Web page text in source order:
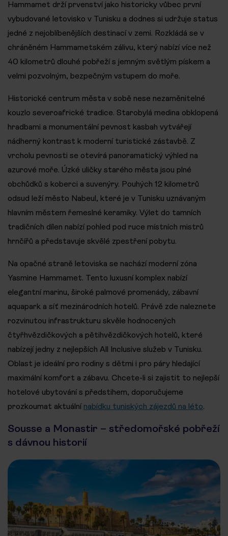
Hammamet drží prvenství jako historicky vůbec první
vybudované letovisko v Tunisku a dodnes si udržuje status
jedné z nejoblíbenějších destinací v zemi. Rozkládá se v
chráněném Hammametském zálivu, který nabízí více než
40 kilometrů dlouhé pobřeží s jemným světlým pískem a
velmi pozvolným, bezpečným vstupem do moře.
Historické centrum města v sobě nese nezaměnitelné
kouzlo severoafrické tradice. Starobylá medina obklopená
hradbami a monumentální pevnost kasbah vytvářejí
nádherný kontrast k moderní turistické zástavbě. Z
vrcholu pevnosti se otevírá panoramatický výhled na
azurové moře. Úzké uličky starého města jsou plné
obchůdků s koberci a suvenýry. Pouhých 12 kilometrů
odsud leží město Nabeul, které je v Tunisku uznávaným
hlavním městem řemeslné keramiky. Výlet do tamních
tradičních dílen nabízí pohled pod ruce místních mistrů
hrnčířů a představuje skvělé zpestření pobytu.
Na opačné straně letoviska se nachází moderní zóna
Yasmine Hammamet. Tento luxusní komplex nabízí
elegantní marinu, široké palmové promenády, zábavní
aquapark a síť mezinárodních hotelů. Právě zde naleznete
rozvinutou infrastrukturu skvěle hodnocených
čtyřhvězdičkových a pětihvězdičkových hotelů, které
nabízejí jedny z nejlepších All Inclusive služeb v Tunisku.
Oblast je ideální pro rodiny s dětmi i pro páry hledající
maximální komfort a zábavu. Chcete-li si zajistit to nejlepší
hotelové ubytování s předstihem, doporučujeme
prozkoumat aktuální nabídku tuniských zájezdů na léto.
Sousse a Monastir – středomořské pobřeží
s dávnou historií